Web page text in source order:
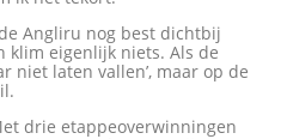
Angliru nog best dichtbij
klim eigenlijk niets. Als de
niet laten vallen’, maar op de
drie etappeoverwinningen